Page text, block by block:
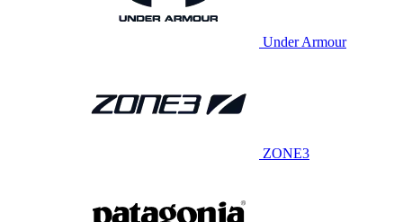
Under Armour
ZONE3